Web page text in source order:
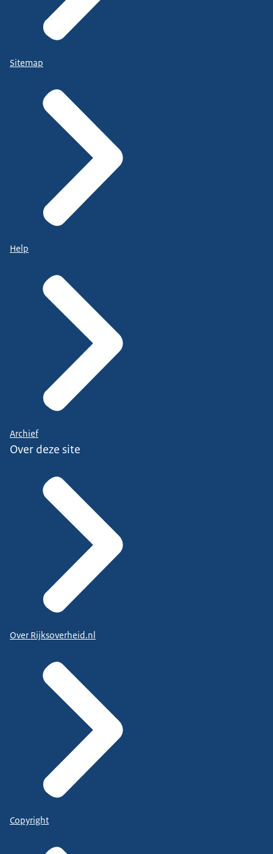
Sitemap
Help
Archief
Over deze site
Over Rijksoverheid.nl
Copyright